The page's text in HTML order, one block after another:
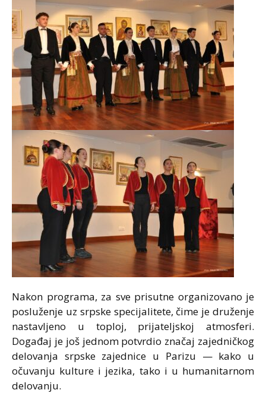
Nakon programa, za sve prisutne organizovano je
posluženje uz srpske specijalitete, čime je druženje
nastavljeno u toploj, prijateljskoj atmosferi.
Događaj je još jednom potvrdio značaj zajedničkog
delovanja srpske zajednice u Parizu — kako u
očuvanju kulture i jezika, tako i u humanitarnom
delovanju.